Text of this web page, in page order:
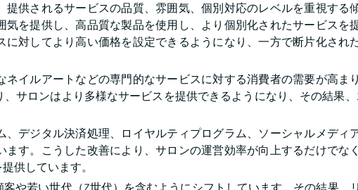
供されるサービスの品質、雰囲気、個別対応のレベルを重視する
を提供し、高品質な製品を使用し、より個別化されたサービスを
対してより高い価格を設定できるようになり、一方で断片化され
イルアートなどの専門的なサービスに対する消費者の需要が高ま
サロンはより多様なサービスを提供できるようになり、その結果
デジタル決済処理、ロイヤルティプログラム、ソーシャルメディ
す。こうした改善により、サロンの運営効率が向上するだけでな
供しています。